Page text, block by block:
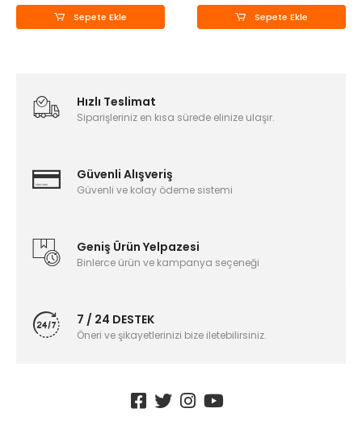
Sepete Ekle Sepete Ekle
Hızlı Teslimat
Siparişleriniz en kısa sürede elinize ulaşır.
Güvenli Alışveriş
Güvenli ve kolay ödeme sistemi
Geniş Ürün Yelpazesi
Binlerce ürün ve kampanya seçeneği
7 / 24 DESTEK
Öneri ve şikayetlerinizi bize iletebilirsiniz.